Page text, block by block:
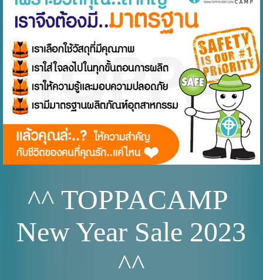
^^ TOPPACAMP
New Year Sale 2023
^^